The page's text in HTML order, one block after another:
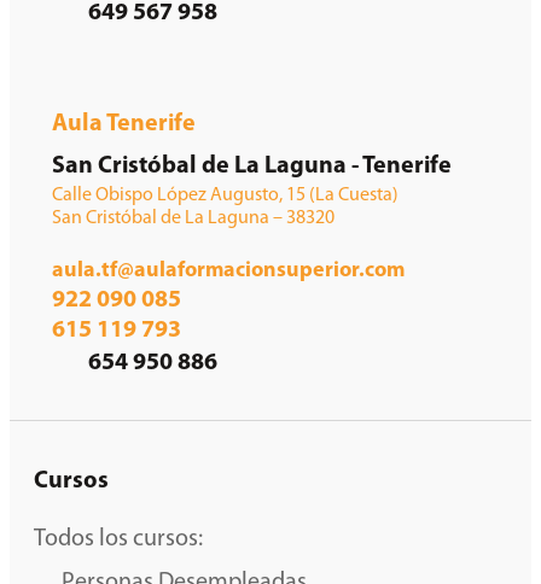
649 567 958
Aula Tenerife
San Cristóbal de La Laguna - Tenerife
Calle Obispo López Augusto, 15 (La Cuesta)
San Cristóbal de La Laguna – 38320
aula.tf@aulaformacionsuperior.com
922 090 085
615 119 793
654 950 886
Cursos
Todos los cursos: